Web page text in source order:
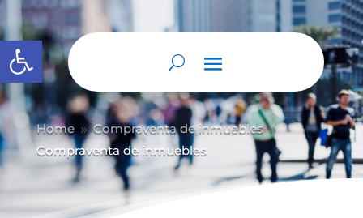
Abrir barra de herramientas
Home 9 Compraventa de inmuebles 9
Compraventa de inmuebles